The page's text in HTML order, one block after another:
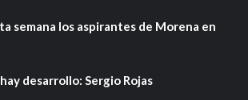
semana los aspirantes de Morena en
desarrollo: Sergio Rojas